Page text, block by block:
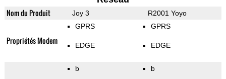
Nom du Produit Joy 3 R2001 Yoyo
Propriétés Modem
GPRS
EDGE
GPRS
EDGE
b b